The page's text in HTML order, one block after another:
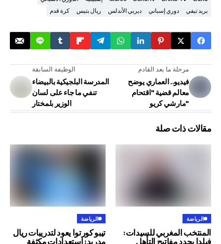
دوري إسباني
ديربي الأندلس ريال بتيس كرة قدم
الوظيفة السابقة
المدرسة البلجيكية بالبيضاء
تنفي ما جاء على لسان
الوزير بلمختار
ما بعد القادم
العماري يوضح
قضية "اقتحام
صلة
للسيدات:
مفاتيح التأهل
تيبو كورتوا يعود لتدريبات ريال
مدريد: استعدادات مكثفة